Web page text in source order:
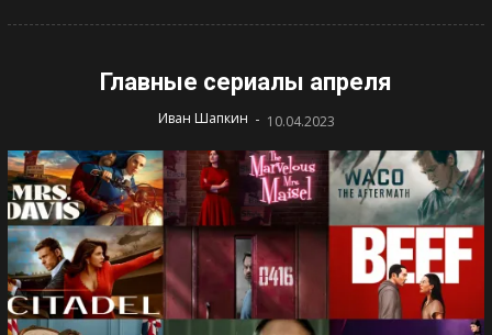
Главные сериалы апреля
Иван Шапкин - 10.04.2023